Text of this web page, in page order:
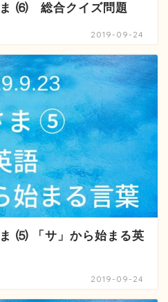
⑹ 総合クイズ問題
2019-09-24
⑸ 「サ」から始まる英
2019-09-24